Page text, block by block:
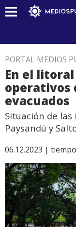
PORTAL MEDIOS
En el
operativos
evacuados
Situación de
Paysandú y
06.12.2023 |